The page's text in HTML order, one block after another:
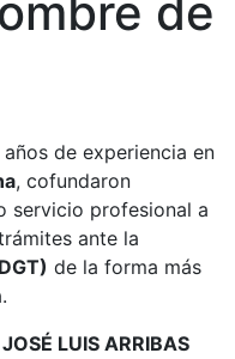
de
de experiencia en
, ​​cofundaron
servicio profesional a
ante la
de la forma más
JOSÉ LUIS ARRIBAS